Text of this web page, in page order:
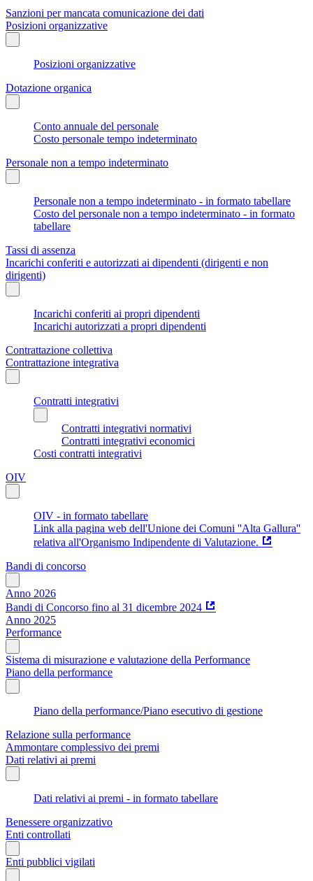
Sanzioni per mancata comunicazione dei dati
Posizioni organizzative
Posizioni organizzative
Dotazione organica
Conto annuale del personale
Costo personale tempo indeterminato
Personale non a tempo indeterminato
Personale non a tempo indeterminato - in formato tabellare
Costo del personale non a tempo indeterminato - in formato
tabellare
Tassi di assenza
Incarichi conferiti e autorizzati ai dipendenti (dirigenti e non
dirigenti)
Incarichi conferiti ai propri dipendenti
Incarichi autorizzati a propri dipendenti
Contrattazione collettiva
Contrattazione integrativa
Contratti integrativi
Contratti integrativi normativi
Contratti integrativi economici
Costi contratti integrativi
OIV
OIV - in formato tabellare
Link alla pagina web dell'Unione dei Comuni ''Alta Gallura''
relativa all'Organismo Indipendente di Valutazione.
Bandi di concorso
Anno 2026
Bandi di Concorso fino al 31 dicembre 2024
Anno 2025
Performance
Sistema di misurazione e valutazione della Performance
Piano della performance
Piano della performance/Piano esecutivo di gestione
Relazione sulla performance
Ammontare complessivo dei premi
Dati relativi ai premi
Dati relativi ai premi - in formato tabellare
Benessere organizzativo
Enti controllati
Enti pubblici vigilati